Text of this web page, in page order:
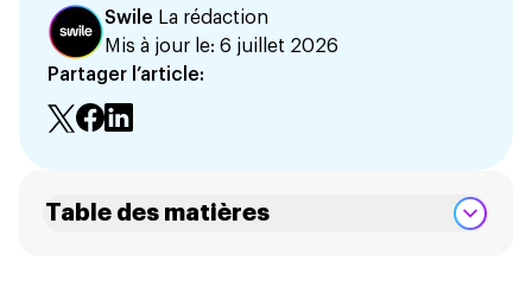
Swile La rédaction
Mis à jour le: 6 juillet 2026
Partager l’article:
Table des matières